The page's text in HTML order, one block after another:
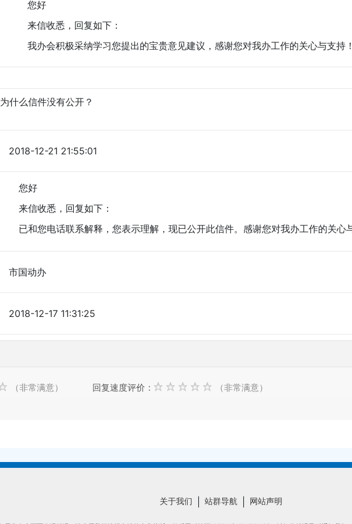
您好
来信收悉，回复如下：
我办会积极采纳学习您提出的宝贵意见建议，感谢您对我办工作的关心与支持！
为什么信件没有公开？
2018-12-21 21:55:01
您好
来信收悉，回复如下：
已和您电话联系解释，您表示理解，现已公开此信件。感谢您对我办工作的关心
市国动办
2018-12-17 11:31:25
（非常满意） 回复速度评价： （非常满意）
关于我们 站群导航 网站声明